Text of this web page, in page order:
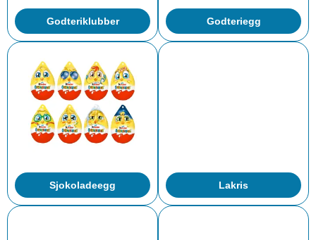
Godteriklubber Godteriegg
Sjokoladeegg Lakris